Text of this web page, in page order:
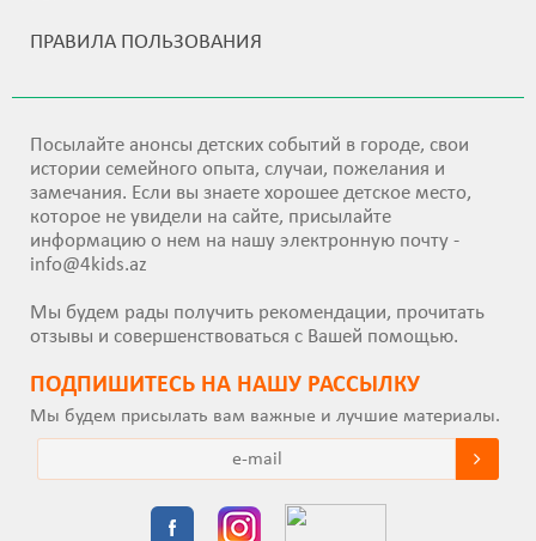
ПРАВИЛА ПОЛЬЗОВАНИЯ
Посылайте анонсы детских событий в городе, свои
истории семейного опыта, случаи, пожелания и
замечания. Если вы знаете хорошее детское место,
которое не увидели на сайте, присылайте
информацию о нем на нашу электронную почту -
info@4kids.az
Мы будем рады получить рекомендации, прочитать
отзывы и совершенствоваться с Вашей помощью.
ПОДПИШИТEСЬ НА НАШУ РАССЫЛКУ
Мы будем присылать вам важные и лучшие материалы.